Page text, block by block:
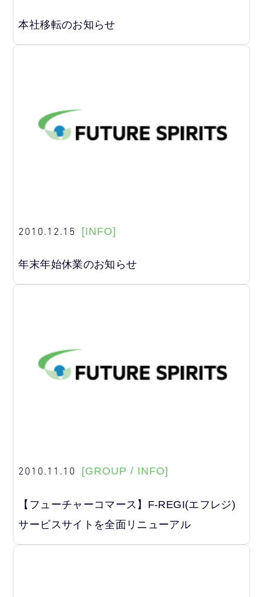
本社移転のお知らせ
2010.12.15 [INFO]
年末年始休業のお知らせ
2010.11.10 [GROUP / INFO]
【フューチャーコマース】F-REGI(エフレジ)
サービスサイトを全面リニューアル